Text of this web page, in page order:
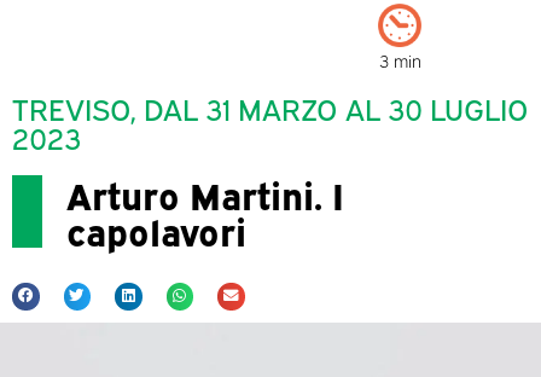
3 min
TREVISO, DAL 31 MARZO AL 30 LUGLIO
2023
Arturo Martini. I
capolavori